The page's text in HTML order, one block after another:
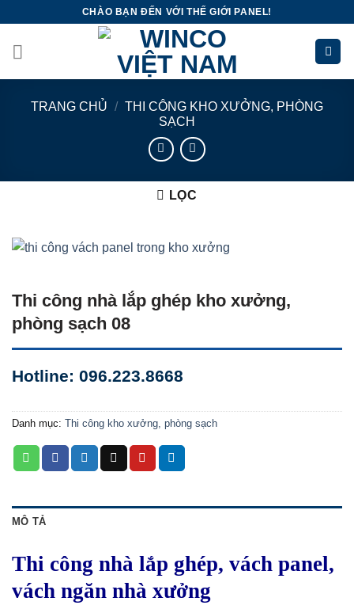
content
CHÀO BẠN ĐẾN VỚI THẾ GIỚI PANEL!
TRANG CHỦ / THI CÔNG KHO XƯỞNG, PHÒNG
SẠCH
LỌC
Thi công nhà lắp ghép kho xưởng,
phòng sạch 08
Hotline: 096.223.8668
Danh mục: Thi công kho xưởng, phòng sạch
MÔ TẢ
Thi công nhà lắp ghép, vách panel,
vách ngăn nhà xưởng